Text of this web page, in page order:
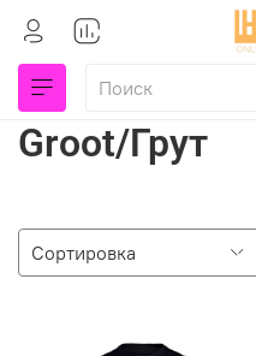
Groot/Грут